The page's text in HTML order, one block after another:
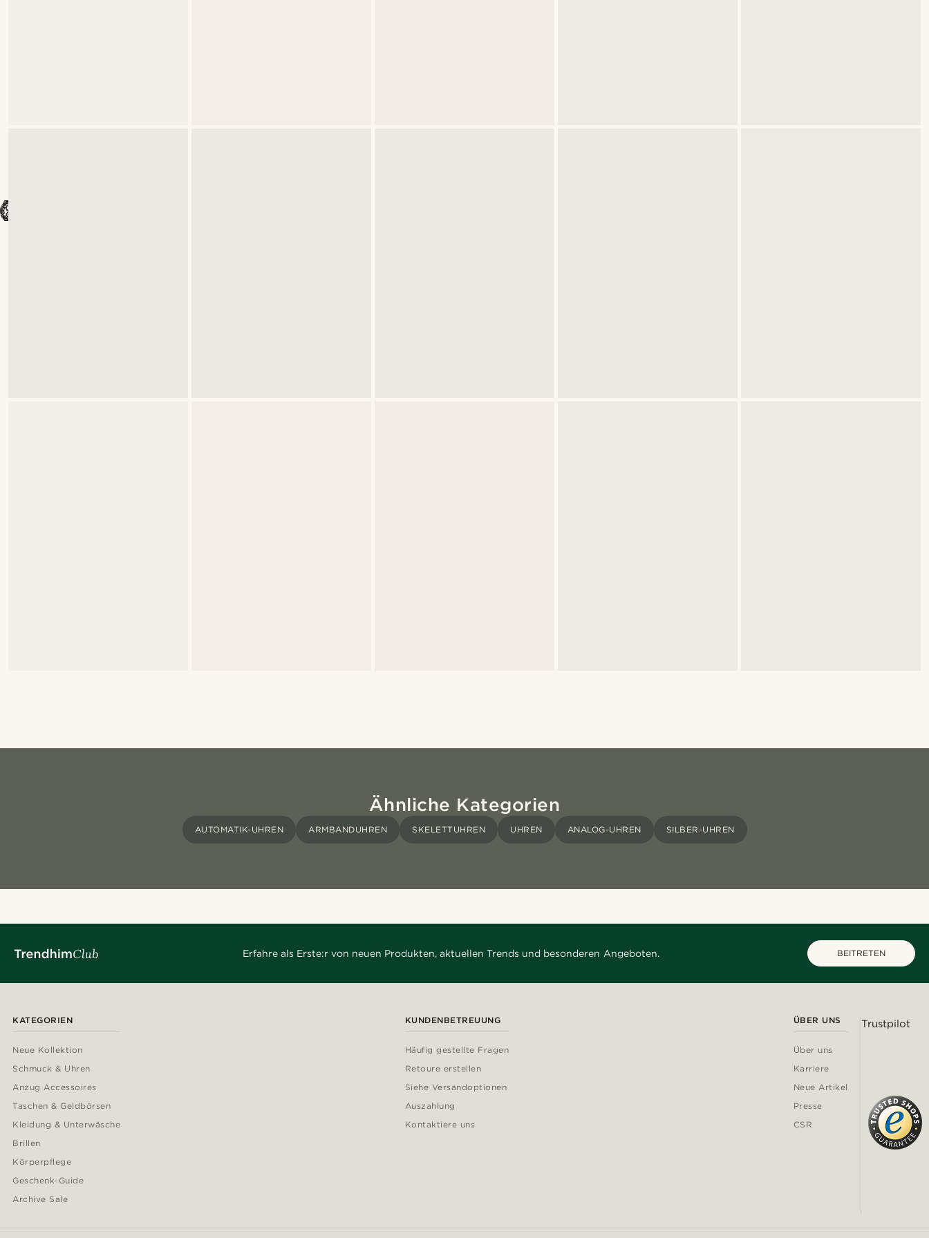
Ähnliche Kategorien
AUTOMATIK-UHREN ARMBANDUHREN SKELETTUHREN UHREN ANALOG-UHREN SILBER-UHREN
Erfahre als Erste:r von neuen Produkten, aktuellen Trends und besonderen Angeboten. BEITRETEN
KATEGORIEN
Neue Kollektion
Schmuck & Uhren
Anzug Accessoires
Taschen & Geldbörsen
Kleidung & Unterwäsche
Brillen
Körperpflege
Geschenk-Guide
Archive Sale
KUNDENBETREUUNG
Häufig gestellte Fragen
Retoure erstellen
Siehe Versandoptionen
Auszahlung
Kontaktiere uns
ÜBER UNS
Über uns
Karriere
Neue Artikel
Presse
CSR
Trustpilot